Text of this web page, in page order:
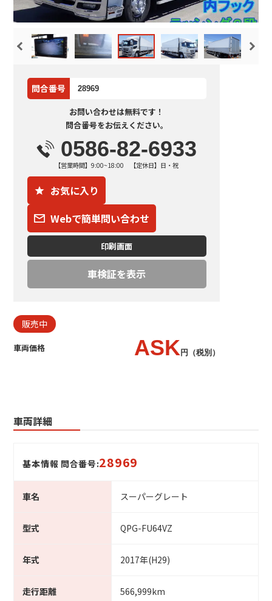
問合番号 28969
お問い合わせは無料です！
問合番号をお伝えください。
0586-82-6933
【営業時間】9:00~18:00 【定休日】日・祝
お気に入り
Webで簡単問い合わせ
印刷画面
車検証を表示
販売中
車両価格 ASK 円（税別）
車両詳細
基本情報 問合番号:28969
車名 スーパーグレート
型式 QPG-FU64VZ
年式 2017年(H29)
走行距離 566,999km